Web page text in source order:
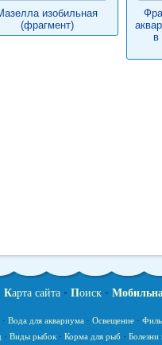
изобильная
(фрагмент)
в
Карта сайта• Поиск•
· Вода для аквариума· Освещение·
· Виды рыбок· Корма для рыб· Болезни